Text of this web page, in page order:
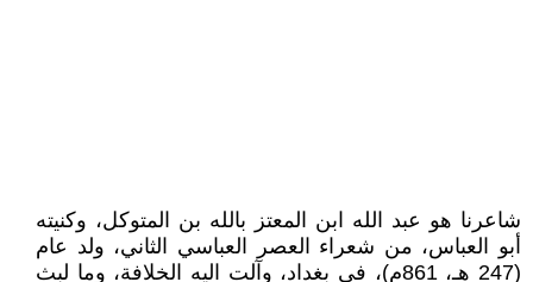
شاعرنا هو عبد الله ابن المعتز بالله بن المتوكل، وكنيته
أبو العباس، من شعراء العصر العباسي الثاني، ولد عام
(247 هـ، 861م)، في بغداد، وآلت اليه الخلافة، وما لبث